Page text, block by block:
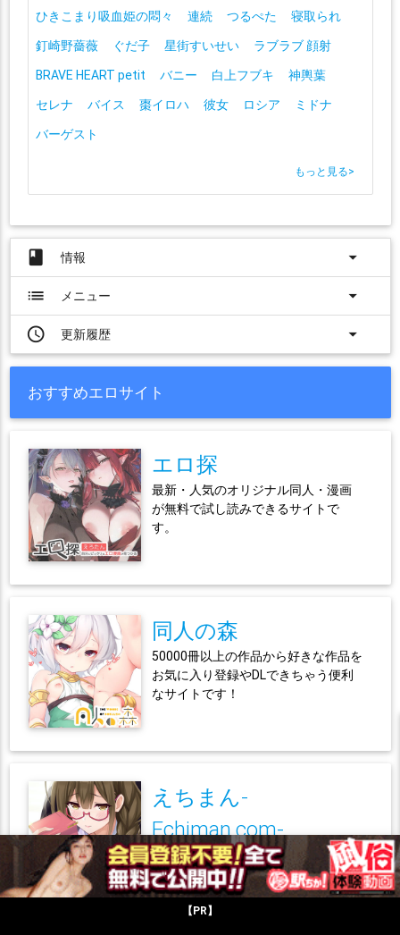
ひきこまり吸血姫の悶々
連続 つるぺた
寝取られ
釘崎野薔薇
ぐだ子 星街すいせい
ラブラブ 顔射
BRAVE HEART petit
バニー 白上フブキ
神輿葉
セレナ
バイス 棗イロハ 彼女 ロシア
ミドナ
バーゲスト
もっと見る>
book 情報
arrow_drop_down
list
メニュー
arrow_drop_down
access_time
更新履歴 arrow_drop_down
おすすめエロサイト
エロ探
最新・人気のオリジナル同人・漫画
が無料で試し読みできるサイトで
す。
同人の森
50000冊以上の作品から好きな作品を
お気に入り登録やDLできちゃう便利
なサイトです！
えちまん-
Echiman.com-
NyaHentaiやnhentaiなど大手サイト
にある何十万冊の作品が探しやすく
まとまって楽々読めちゃう！
【PR】